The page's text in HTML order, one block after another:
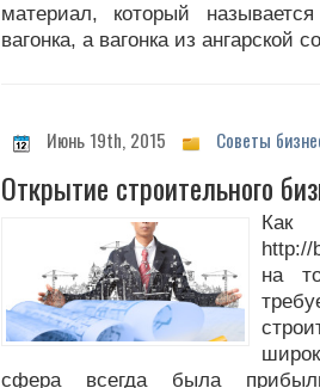
материал, который
вагонка, а вагонка из
Июнь 19th, 2015 Советы
Открытие строительного
Как
на
сфера всегда была